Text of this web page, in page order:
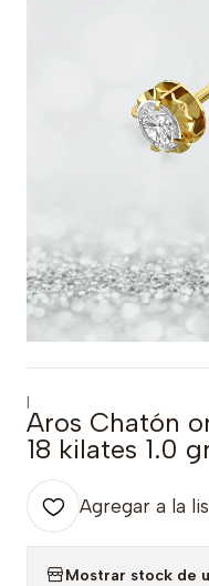
|
Aros Chatón
18 kilates 1.0
Agregar a la
Mostrar stock de